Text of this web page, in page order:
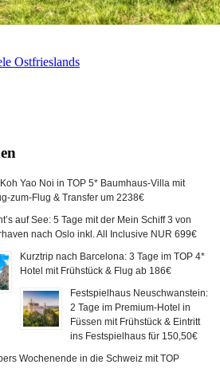
Ostfrieslands
Yao Noi in TOP 5* Baumhaus-Villa mit
zum-Flug & Transfer um 2238€
auf See: 5 Tage mit der Mein Schiff 3 von
nach Oslo inkl. All Inclusive NUR 699€
Kurztrip nach Barcelona: 3 Tage im TOP 4*
Hotel mit Frühstück & Flug ab 186€
Festspielhaus Neuschwanstein:
2 Tage im Premium-Hotel in
Füssen mit Frühstück & Eintritt
ins Festspielhaus für 150,50€
Wochenende in die Schweiz mit TOP